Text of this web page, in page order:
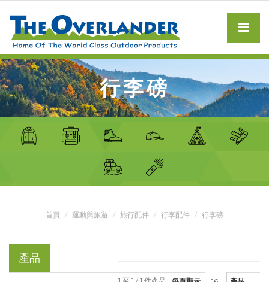
行李磅
首頁 運動與旅遊 旅行配件 行李配件 行李磅
產品